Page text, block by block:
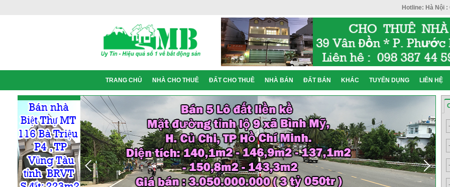
Hotline: Hà Nội :
TRANG CHỦ NHÀ CHO THUÊ ĐẤT CHO THUÊ NHÀ BÁN ĐẤT BÁN KHÁC TUYỂN DỤNG LIÊN HỆ